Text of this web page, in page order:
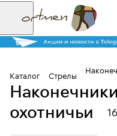
Каталог Стрелы
охотничьи
Для клиентов всех